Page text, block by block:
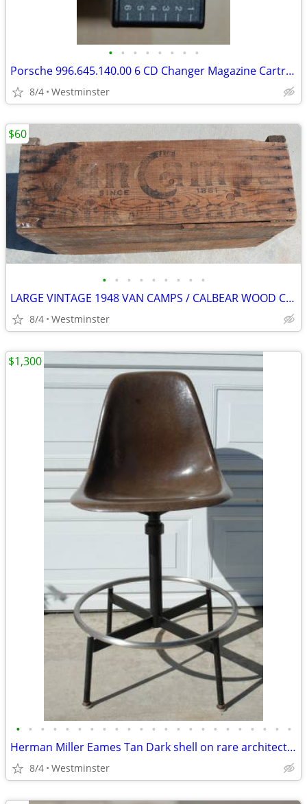
• • • • • • • •
Porsche 996.645.140.00 6 CD Changer Magazine Cartridge
8/4 Westminster
• • • • • • • • •
LARGE VINTAGE 1948 VAN CAMPS / CALBEAR WOOD CRATE PORK & BEANS
8/4 Westminster
$60
• • • • • • • • • • • • • • • • • • • • • • •
Herman Miller Eames Tan Dark shell on rare architect's drafting base.
8/4 Westminster
$1,300